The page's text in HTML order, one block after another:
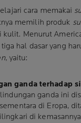
cara memakai
memilih produk
kulit. Menurut
hal dasar yang
, yaitu:
ganda terhadap
ganda ini
di Eropa,
di